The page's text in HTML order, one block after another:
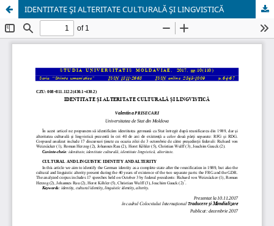
IDENTITATE ŞI ALTERITATE CULTURALĂ ŞI LINGVISTICĂ